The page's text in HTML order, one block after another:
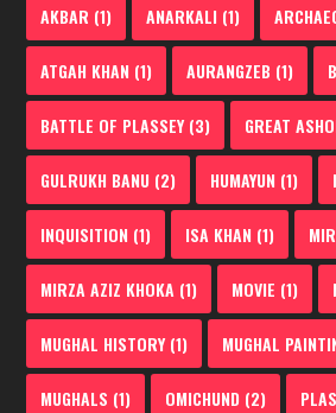
AKBAR (1) ANARKALI (1)
ATGAH KHAN (1) AURANGZEB (1)
BATTLE OF PLASSEY(3) GREAT
GULRUKH BANU (2) HUMAYUN (1)
INQUISITION (1) ISA KHAN (1)
MIRZA AZIZ KHOKA (1) MOVIE (1)
MUGHAL HISTORY(1) MUGHAL
MUGHALS (1) OMICHUND (2)